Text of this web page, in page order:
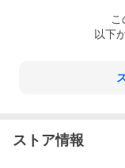
■モリンガ蒸しマント
自由に手が使える！
タンダードな「袖穴
で軽量、裏地は無し
サイズ：縦1450mm×
こ
以下
ストア情報